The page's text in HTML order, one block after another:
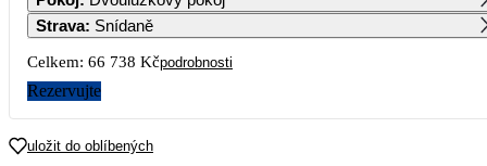
7
21
Strava: Snídaně
Celkem: 66 738 Kčpodrobnosti
Rezervujte
uložit do oblíbených